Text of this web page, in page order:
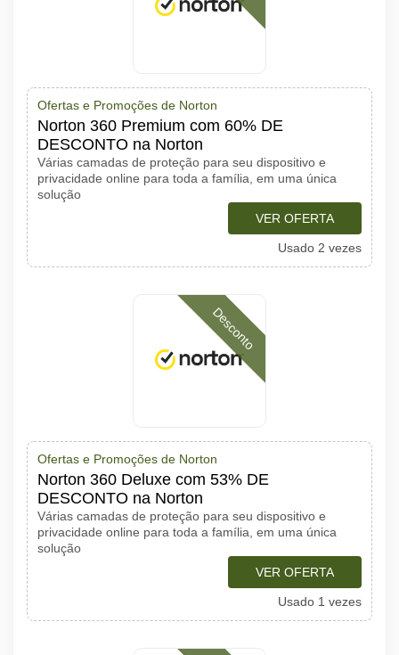
Ofertas e Promoções de Norton
Norton 360 Premium com 60% DE
DESCONTO na Norton
Várias camadas de proteção para seu dispositivo e
privacidade online para toda a família, em uma única
solução
VER OFERTA
Usado 2 vezes
Desconto
Ofertas e Promoções de Norton
Norton 360 Deluxe com 53% DE
DESCONTO na Norton
Várias camadas de proteção para seu dispositivo e
privacidade online para toda a família, em uma única
solução
VER OFERTA
Usado 1 vezes